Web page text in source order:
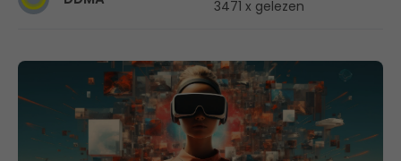
3471 x gelezen